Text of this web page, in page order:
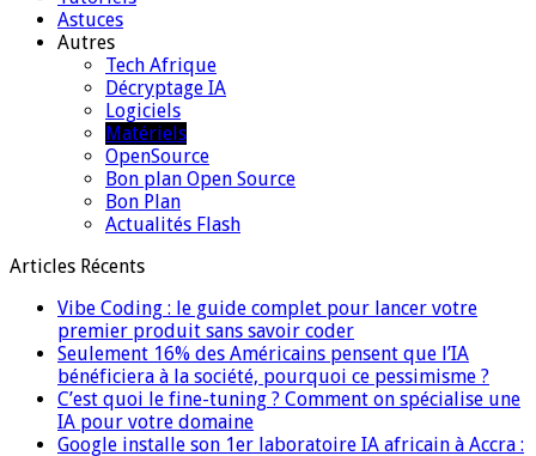
Astuces
Autres
Tech Afrique
Décryptage IA
Logiciels
Matériels
OpenSource
Bon plan Open Source
Bon Plan
Actualités Flash
Articles Récents
Vibe Coding : le guide complet pour lancer votre
premier produit sans savoir coder
Seulement 16% des Américains pensent que l’IA
bénéficiera à la société, pourquoi ce pessimisme ?
C’est quoi le fine-tuning ? Comment on spécialise une
IA pour votre domaine
Google installe son 1er laboratoire IA africain à Accra :